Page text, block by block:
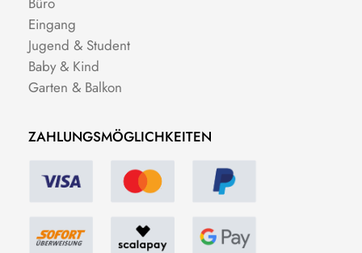
Eingang
Jugend & Student
Baby & Kind
Garten & Balkon
ZAHLUNGSMÖGLICHKEITEN